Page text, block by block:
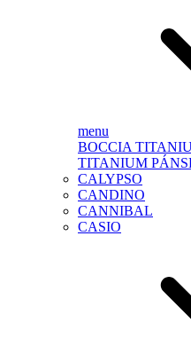
menu
BOCCIA
TITANIUM
CALYPSO
CANDINO
CANNIBAL
CASIO